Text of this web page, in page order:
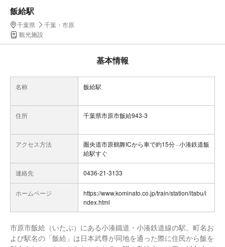
飯給駅
千葉県
千葉・市原
観光施設
基本情報
名称 飯給駅
住所 千葉県市原市飯給943-3
アクセス方法
圏央道市原鶴舞ICから車で約15分 · 小湊鉄道飯
給駅すぐ
連絡先 0436-21-3133
ホームページ
https://www.kominato.co.jp/train/station/itabu/i
ndex.html
市原市飯給（いたぶ）にある小湊鐵道・小湊鉄道線の駅。町名お
よび駅名の「飯給」は日本武尊が同地を通った際に住民から飯を